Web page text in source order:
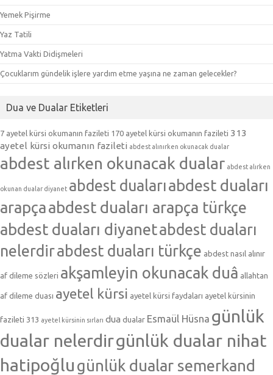
Yemek Pişirme
Yaz Tatili
Yatma Vakti Didişmeleri
Çocuklarım gündelik işlere yardım etme yaşına ne zaman gelecekler?
Dua ve Dualar Etiketleri
7 ayetel kürsi okumanın fazileti 170 ayetel kürsi okumanın fazileti 313
ayetel kürsi okumanın fazileti abdest alınırken okunacak dualar
abdest alırken okunacak dualar abdest alırken
okunan dualar diyanet abdest dualarıabdest duaları
arapçaabdest duaları arapça türkçe
abdest duaları diyanetabdest duaları
nelerdirabdest duaları türkçe abdest nasıl alınır
af dileme sözleri akşamleyin okunacak duâ allahtan
af dileme duası ayetel kürsi ayetel kürsi faydaları ayetel kürsinin
fazileti 313 ayetel kürsinin sırları dua dualar Esmaül Hüsna günlük
dualar nelerdirgünlük dualar nihat
hatipoğlu günlük dualar semerkand